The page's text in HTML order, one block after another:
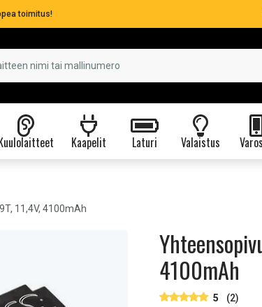
toimitus!
Kaapelit Laturi Valaistus
11,4V, 4100mAh
4100mAh
5 (2)